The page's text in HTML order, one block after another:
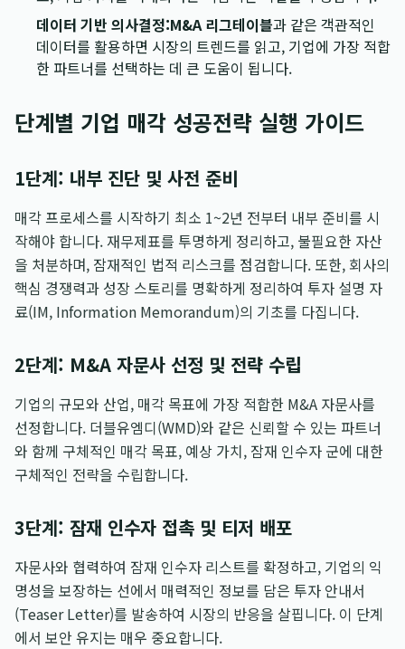
데이터 기반 의사결정:M&A 리그테이블과 같은 객관적인
데이터를 활용하면 시장의 트렌드를 읽고, 기업에 가장 적합
한 파트너를 선택하는 데 큰 도움이 됩니다.
단계별 기업 매각 성공전략 실행 가이드
1단계: 내부 진단 및 사전 준비
매각 프로세스를 시작하기 최소 1~2년 전부터 내부 준비를 시
작해야 합니다. 재무제표를 투명하게 정리하고, 불필요한 자산
을 처분하며, 잠재적인 법적 리스크를 점검합니다. 또한, 회사의
핵심 경쟁력과 성장 스토리를 명확하게 정리하여 투자 설명 자
료(IM, Information Memorandum)의 기초를 다집니다.
2단계: M&A 자문사 선정 및 전략 수립
기업의 규모와 산업, 매각 목표에 가장 적합한 M&A 자문사를
선정합니다. 더블유엠디(WMD)와 같은 신뢰할 수 있는 파트너
와 함께 구체적인 매각 목표, 예상 가치, 잠재 인수자 군에 대한
구체적인 전략을 수립합니다.
3단계: 잠재 인수자 접촉 및 티저 배포
자문사와 협력하여 잠재 인수자 리스트를 확정하고, 기업의 익
명성을 보장하는 선에서 매력적인 정보를 담은 투자 안내서
(Teaser Letter)를 발송하여 시장의 반응을 살핍니다. 이 단계
에서 보안 유지는 매우 중요합니다.